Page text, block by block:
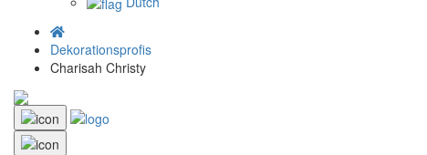
Dekorationsprofis
Charisah Christy